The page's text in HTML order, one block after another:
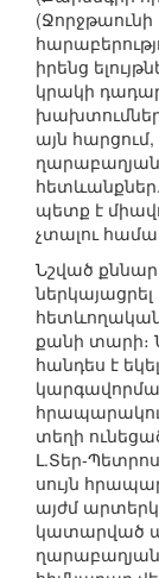
իրենց
կրակի
այն
հետևանքներ.
պետք է
չտալու
Նշված
քանի տարի։
հանդես է
տեղի
Լ.Տեր-
սույն
այժմ
կատարված